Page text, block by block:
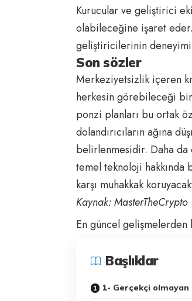
Kurucular ve geliştirici
olabileceğine işaret
geliştiricilerinin
Son sözler
Merkeziyetsizlik içeren
herkesin görebileceği
ponzi planları bu ortak
dolandırıcıların ağına
belirlenmesidir. Daha da
temel teknoloji
karşı muhakkak
Kaynak: MasterTheCrypto
En güncel gelişmelerden
Başlıklar
1- Gerçekçi